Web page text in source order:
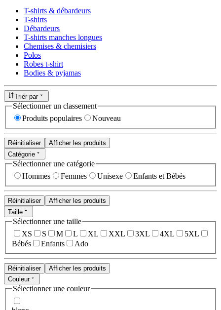
T-shirts & débardeurs
T-shirts
Débardeurs
T-shirts manches longues
Chemises & chemisiers
Polos
Robes t-shirt
Bodies & pyjamas
Trier par
Sélectionner un classement
Produits populaires
Nouveau
Réinitialiser
Afficher les produits
Catégorie
Sélectionner une catégorie
Hommes
Femmes Unisexe Enfants et Bébés
Réinitialiser
Afficher les produits
Taille
Sélectionner une taille
XS
S M L XL XXL 3XL 4XL
5XL
Bébés
Enfants Ado
Réinitialiser
Afficher les produits
Couleur
Sélectionner une couleur